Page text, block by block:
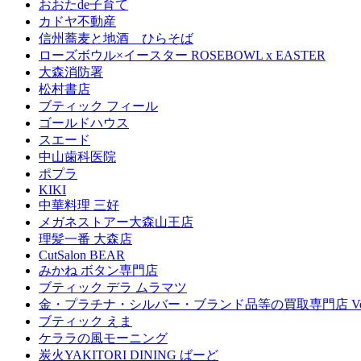
おおたde子育て
カドヤ不動産
信州蕎麦と地酒 ひらそば
ローズボウル×イースター ROSEBOWL x EASTER
大森消防署
松村書店
ブティック フィール
ゴールドハウス
スエード
中山歯科医院
ポプラ
KIKI
中華料理 三好
メガネストアー大森山王店
理髪一番 大森店
CutSalon BEAR
みかね ボタン専門店
ブティック デラ ムラマツ
金・プラチナ・シルバー・ブランド品等の買取専門店
ブティック えま
ケララの風モーニング
炭火YAKITORI DINING ばーど